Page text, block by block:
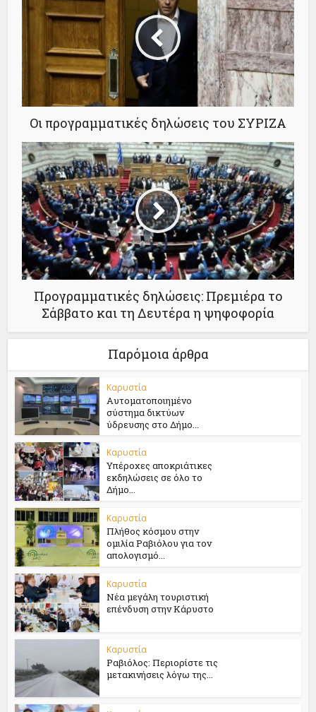
Οι προγραμματικές δηλώσεις του ΣΥΡΙΖΑ
Προγραμματικές δηλώσεις: Πρεμιέρα το
Σάββατο και τη Δευτέρα η ψηφοφορία
Παρόμοια άρθρα
Καρυστία
Αυτοματοποιημένο
σύστημα δικτύων
ύδρευσης στο Δήμο...
Καρυστία
Υπέροχες αποκριάτικες
εκδηλώσεις σε όλο το
Δήμο...
Καρυστία
Πλήθος κόσμου στην
ομιλία Ραβιόλου για τον
απολογισμό...
Καρυστία
Νέα μεγάλη τουριστική
επένδυση στην Κάρυστο
Καρυστία
Ραβιόλος: Περιορίστε τις
μετακινήσεις λόγω της...